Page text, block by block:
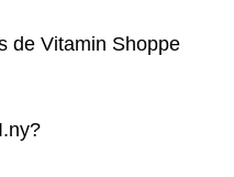
de Vitamin Shoppe